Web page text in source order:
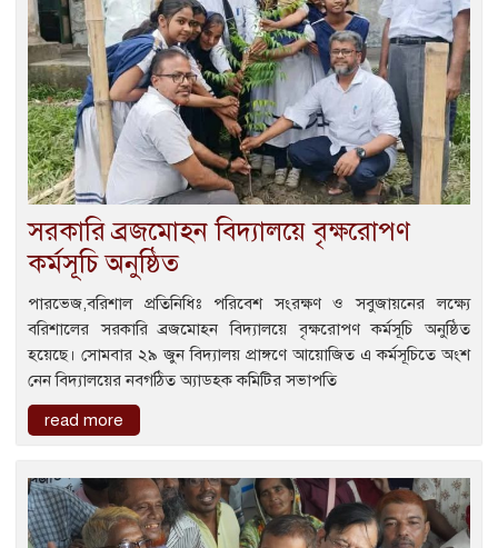
সরকারি ব্রজমোহন বিদ্যালয়ে বৃক্ষরোপণ
কর্মসূচি অনুষ্ঠিত
পারভেজ,বরিশাল প্রতিনিধিঃ পরিবেশ সংরক্ষণ ও সবুজায়নের লক্ষ্যে
বরিশালের সরকারি ব্রজমোহন বিদ্যালয়ে বৃক্ষরোপণ কর্মসূচি অনুষ্ঠিত
হয়েছে। সোমবার ২৯ জুন বিদ্যালয় প্রাঙ্গণে আয়োজিত এ কর্মসূচিতে অংশ
নেন বিদ্যালয়ের নবগঠিত অ্যাডহক কমিটির সভাপতি
read more